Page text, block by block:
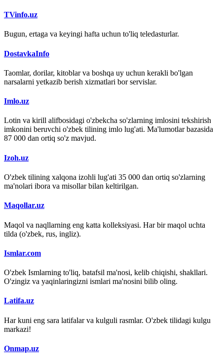
TVinfo.uz
Bugun, ertaga va keyingi hafta uchun to'liq teledasturlar.
DostavkaInfo
Taomlar, dorilar, kitoblar va boshqa uy uchun kerakli bo'lgan
narsalarni yetkazib berish xizmatlari bor servislar.
Imlo.uz
Lotin va kirill alifbosidagi o'zbekcha so'zlarning imlosini tekshirish
imkonini beruvchi o'zbek tilining imlo lug'ati. Ma'lumotlar bazasida
87 000 dan ortiq so'z mavjud.
Izoh.uz
O'zbek tilining xalqona izohli lug'ati 35 000 dan ortiq so'zlarning
ma'nolari ibora va misollar bilan keltirilgan.
Maqollar.uz
Maqol va naqllarning eng katta kolleksiyasi. Har bir maqol uchta
tilda (o'zbek, rus, ingliz).
Ismlar.com
O'zbek Ismlarning to'liq, batafsil ma'nosi, kelib chiqishi, shakllari.
O'zingiz va yaqinlaringizni ismlari ma'nosini bilib oling.
Latifa.uz
Har kuni eng sara latifalar va kulguli rasmlar. O'zbek tilidagi kulgu
markazi!
Onmap.uz